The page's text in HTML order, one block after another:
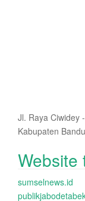
Jl. Raya Ciwidey
Kabupaten
Website
sumselnews.id